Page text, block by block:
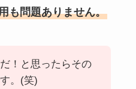
も問題ありません。
！と思ったらその
。(笑)